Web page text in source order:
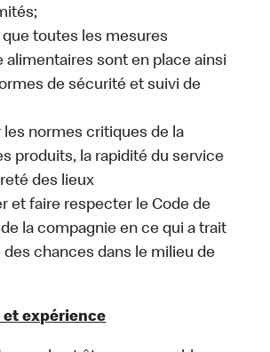
que toutes les mesures
alimentaires sont en place ainsi
de sécurité et suivi de
les normes critiques de la
produits, la rapidité du service
des lieux
et faire respecter le Code de
la compagnie en ce qui a trait
des chances dans le milieu de
et expérience